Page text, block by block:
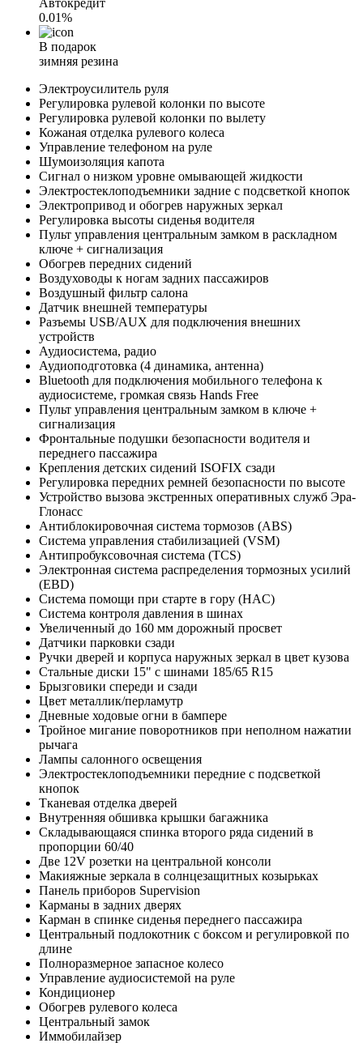
Автокредит
0.01%
В подарок
зимняя резина
Электроусилитель руля
Регулировка рулевой колонки по высоте
Регулировка рулевой колонки по вылету
Кожаная отделка рулевого колеса
Управление телефоном на руле
Шумоизоляция капота
Сигнал о низком уровне омывающей жидкости
Электростеклоподъемники задние с подсветкой кнопок
Электропривод и обогрев наружных зеркал
Регулировка высоты сиденья водителя
Пульт управления центральным замком в раскладном
ключе + сигнализация
Обогрев передних сидений
Воздуховоды к ногам задних пассажиров
Воздушный фильтр салона
Датчик внешней температуры
Разъемы USB/AUX для подключения внешних
устройств
Аудиосистема, радио
Аудиоподготовка (4 динамика, антенна)
Bluetooth для подключения мобильного телефона к
аудиосистеме, громкая связь Hands Free
Пульт управления центральным замком в ключе +
сигнализация
Фронтальные подушки безопасности водителя и
переднего пассажира
Крепления детских сидений ISOFIX сзади
Регулировка передних ремней безопасности по высоте
Устройство вызова экстренных оперативных служб Эра-
Глонасс
Антиблокировочная система тормозов (ABS)
Система управления стабилизацией (VSM)
Антипробуксовочная система (TCS)
Электронная система распределения тормозных усилий
(EBD)
Система помощи при старте в гору (HAC)
Система контроля давления в шинах
Увеличенный до 160 мм дорожный просвет
Датчики парковки сзади
Ручки дверей и корпуса наружных зеркал в цвет кузова
Стальные диски 15" с шинами 185/65 R15
Брызговики спереди и сзади
Цвет металлик/перламутр
Дневные ходовые огни в бампере
Тройное мигание поворотников при неполном нажатии
рычага
Лампы салонного освещения
Электростеклоподъемники передние с подсветкой
кнопок
Тканевая отделка дверей
Внутренняя обшивка крышки багажника
Складывающаяся спинка второго ряда сидений в
пропорции 60/40
Две 12V розетки на центральной консоли
Макияжные зеркала в солнцезащитных козырьках
Панель приборов Supervision
Карманы в задних дверях
Карман в спинке сиденья переднего пассажира
Центральный подлокотник с боксом и регулировкой по
длине
Полноразмерное запасное колесо
Управление аудиосистемой на руле
Кондиционер
Обогрев рулевого колеса
Центральный замок
Иммобилайзер